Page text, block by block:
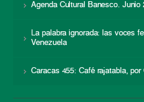
Agenda Cultural Banesco. Junio
La palabra ignorada: las voces
Venezuela
Caracas 455: Café rajatabla, por